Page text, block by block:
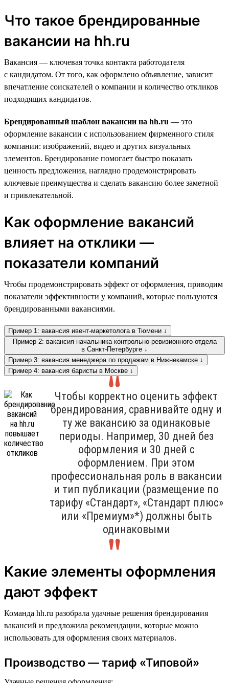
Что такое брендированные
вакансии на hh.ru
Вакансия — ключевая точка контакта работодателя
с кандидатом. От того, как оформлено объявление, зависит
впечатление соискателей о компании и количество откликов
подходящих кандидатов.
Брендированный шаблон вакансии на hh.ru — это
оформление вакансии с использованием фирменного стиля
компании: изображений, видео и других визуальных
элементов. Брендирование помогает быстро показать
ценность предложения, наглядно продемонстрировать
ключевые преимущества и сделать вакансию более заметной
и привлекательной.
Как оформление вакансий
влияет на отклики —
показатели компаний
Чтобы продемонстрировать эффект от оформления, приводим
показатели эффективности у компаний, которые пользуются
брендированными вакансиями.
Пример 1: вакансия ивент-маркетолога в Тюмени ↓
Пример 2: вакансия начальника контрольно-ревизионного отдела
в Санкт-Петербурге ↓
Пример 3: вакансия менеджера по продажам в Нижнекамске ↓
Пример 4: вакансия баристы в Москве ↓
Чтобы корректно оценить эффект
брендирования, сравнивайте одну и
ту же вакансию за одинаковые
периоды. Например, 30 дней без
оформления и 30 дней с
оформлением. При этом
профессиональная роль в вакансии
и тип публикации (размещение по
тарифу «Стандарт», «Стандарт плюс»
или «Премиум»*) должны быть
одинаковыми
Какие элементы оформления
дают эффект
Команда hh.ru разобрала удачные решения брендирования
вакансий и предложила рекомендации, которые можно
использовать для оформления своих материалов.
Производство — тариф «Типовой»